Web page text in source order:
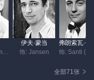
伊夫·蒙当
饰: Jansen
全部71张